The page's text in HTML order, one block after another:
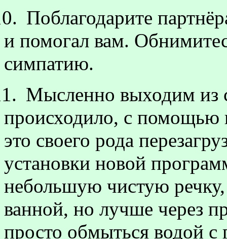
Поблагодарите
и помогал вам.
симпатию.
Мысленно выходим из
происходило, с помощью
это своего рода
установки новой
небольшую чистую
ванной, но лучше через
просто обмыться водой